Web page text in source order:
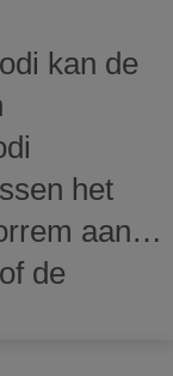
kan de
het
aan
de